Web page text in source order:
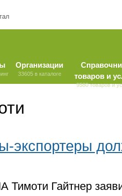
Организации
33605 в каталоге
товаров и
9580 товаров и
экспортеры
Гайтнер